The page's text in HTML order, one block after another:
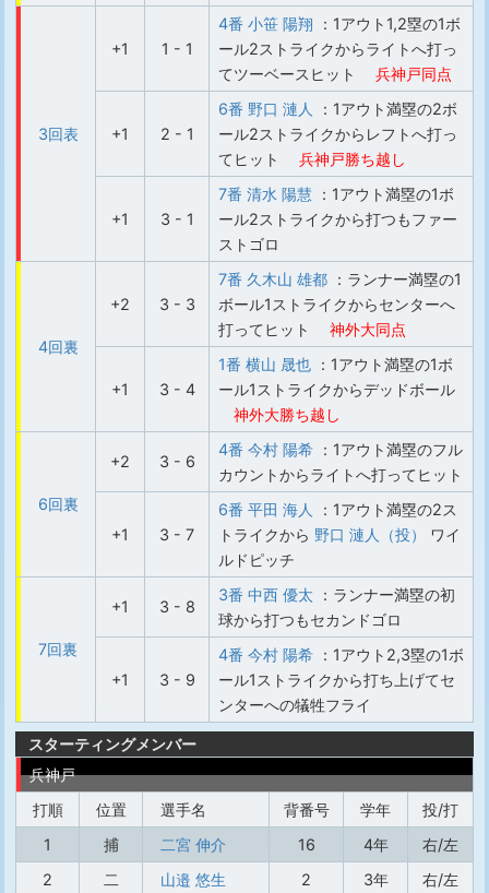
3回表
+1 1 - 1
4番 小笹 陽翔 ：1アウト1,2塁の1ボ
ール2ストライクからライトへ打っ
てツーベースヒット
兵神戸同点
+1 2 - 1
6番 野口 漣人
：1アウト満塁の2ボ
ール2ストライクからレフトへ打っ
てヒット
兵神戸勝ち越し
+1 3 - 1
7番 清水 陽慧 ：1アウト満塁の1ボ
ール2ストライクから打つもファー
ストゴロ
4回裏
+2 3 - 3
7番 久木山 雄都 ：ランナー満塁の1
ボール1ストライクからセンターへ
打ってヒット
神外大同点
+1 3 - 4
1番 横山 晟也 ：1アウト満塁の1ボ
ール1ストライクからデッドボール
神外大勝ち越し
6回裏
+2 3 - 6
4番 今村 陽希 ：1アウト満塁のフル
カウントからライトへ打ってヒット
+1 3 - 7
6番 平田 海人
：1アウト満塁の2ス
トライクから 野口 漣人（投）
ワイ
ルドピッチ
7回裏
+1 3 - 8
3番 中西 優太 ：ランナー満塁の初
球から打つもセカンドゴロ
+1 3 - 9
4番 今村 陽希 ：1アウト2,3塁の1ボ
ール1ストライクから打ち上げてセ
ンターへの犠牲フライ
スターティングメンバー
兵神戸
打順
位置 選手名 背番号 学年
投/打
1
捕 二宮 伸介 16 4年
右/左
2
二 山邉 悠生 2 3年
右/左